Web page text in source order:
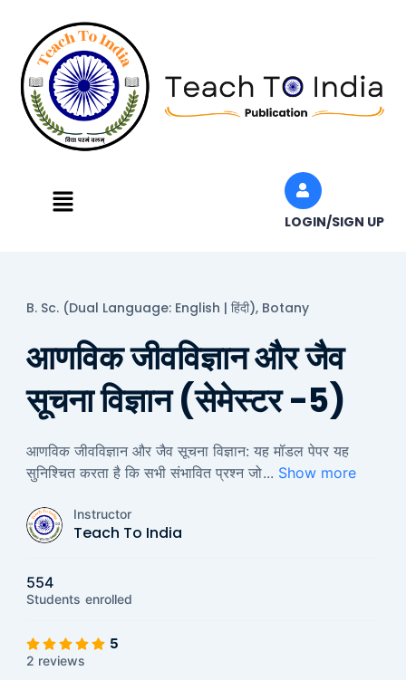
content
Menu
LOGIN/SIGN UP
B. Sc. (Dual Language: English | हिंदी), Botany
आणविक जीवविज्ञान और जैव
सूचना विज्ञान (सेमेस्टर -5)
आणविक जीवविज्ञान और जैव सूचना विज्ञान: यह मॉडल पेपर यह
सुनिश्चित करता है कि सभी संभावित प्रश्न जो... Show more
Instructor
Teach To India
554
Students enrolled
5
2 reviews